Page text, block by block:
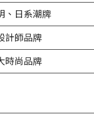
、日系潮牌
計師品牌
時尚品牌